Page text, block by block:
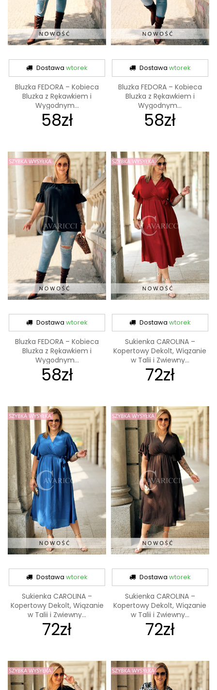
Dostawawtorek
Bluzka FEDORA – Kobieca
Bluzka z Rękawkiem i
Wygodnym...
58zł
Dostawa wtorek
Bluzka FEDORA – Kobieca
Bluzka z Rękawkiem i
Wygodnym...
58zł
Dostawawtorek
Bluzka FEDORA – Kobieca
Bluzka z Rękawkiem i
Wygodnym...
58zł
Dostawa wtorek
Sukienka CAROLINA –
Kopertowy Dekolt, Wiązanie
w Talii i Zwiewny...
72zł
Dostawawtorek
Sukienka CAROLINA –
Kopertowy Dekolt, Wiązanie
w Talii i Zwiewny...
72zł
Dostawa wtorek
Sukienka CAROLINA –
Kopertowy Dekolt, Wiązanie
w Talii i Zwiewny...
72zł